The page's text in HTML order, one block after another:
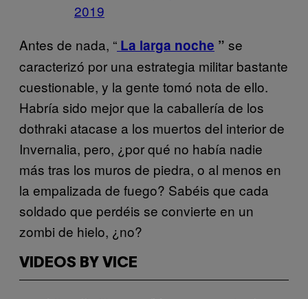
2019
Antes de nada, “ La larga noche ” se
caracterizó por una estrategia militar bastante
cuestionable, y la gente tomó nota de ello.
Habría sido mejor que la caballería de los
dothraki atacase a los muertos del interior de
Invernalia, pero, ¿por qué no había nadie
más tras los muros de piedra, o al menos en
la empalizada de fuego? Sabéis que cada
soldado que perdéis se convierte en un
zombi de hielo, ¿no?
VIDEOS BY VICE